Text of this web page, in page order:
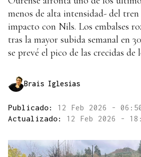
menos de alta intensidad- del tren
impacto con Nils. Los embalses
tras la mayor subida semanal en
se prevé el pico de las crecidas de
Brais Iglesias
Publicado: 12 Feb 2026 -
Actualizado: 12 Feb 2026 -